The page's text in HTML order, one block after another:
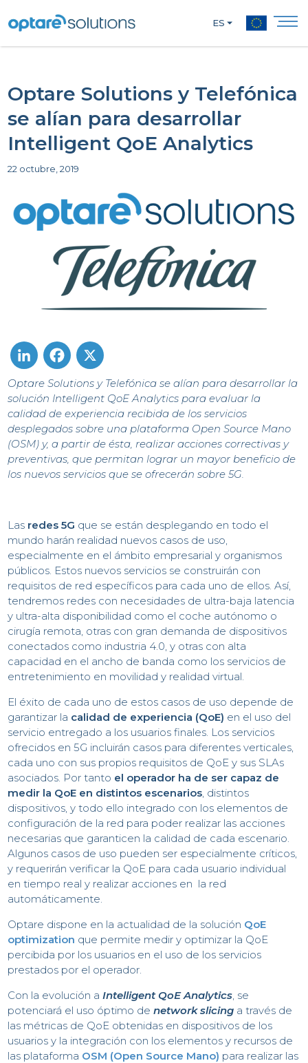
ES
Optare Solutions y Telefónica
se alían para desarrollar
Intelligent QoE Analytics
22 octubre, 2019
LinkedInFacebook
X
Optare Solutions y Telefónica se alían para desarrollar la
solución Intelligent QoE Analytics para ​evaluar la
calidad de experiencia recibida de los servicios
desplegados sobre una plataforma Open Source Mano
(OSM) y, a partir de ésta, realizar ​acciones correctivas y
preventivas, que permitan lograr un mayor beneficio de
los nuevos servicios que se ofrecerán sobre 5G.
Las redes 5G que se están desplegando en todo el
mundo harán realidad nuevos casos de uso,
especialmente en el ámbito empresarial y organismos
públicos. Estos nuevos servicios se construirán con
requisitos de red específicos para cada uno de ellos. Así,
tendremos redes con necesidades de ultra-baja latencia
y ultra-alta disponibilidad como el coche autónomo o
cirugía remota, otras con gran demanda de dispositivos
conectados como industria 4.0, y otras con alta
capacidad en el ancho de banda como los servicios de
entretenimiento en movilidad y realidad virtual.
El éxito de cada uno de estos casos de uso depende de
garantizar la calidad de experiencia (QoE) en el uso del
servicio entregado a los usuarios finales. Los servicios
ofrecidos en 5G incluirán casos para diferentes verticales,
cada uno con sus propios requisitos de QoE y sus SLAs
asociados. Por tanto el operador ha de ser capaz de
medir la QoE en distintos escenarios , distintos
dispositivos, y todo ello integrado con los elementos de
configuración de la red para poder realizar las acciones
necesarias que garanticen la calidad de cada escenario.
Algunos casos de uso pueden ser especialmente críticos,
y requerirán verificar la QoE para cada usuario individual
en tiempo real y realizar acciones en la red
automáticamente.
Optare dispone en la actualidad de la solución QoE
optimization que permite medir y optimizar la QoE
percibida por los usuarios en el uso de los servicios
prestados por el operador.
Con la evolución a Intelligent QoE Analytics , se
potenciará el uso óptimo de​network slicing a través de
las métricas de QoE obtenidas en dispositivos de los
usuarios y la integración con los elementos y recursos de
las plataforma OSM (Open Source Mano) para realizar las